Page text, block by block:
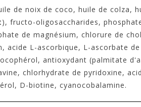
de noix de coco, huile de colza,
), fructo-oligosaccharides,
de magnésium, chlorure de
acide L-ascorbique, L-ascorbate
antioxydant (palmitate
chlorhydrate de pyridoxine,
D-biotine, cyanocobalamine.